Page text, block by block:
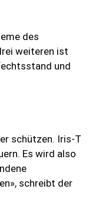
des
weiteren ist
und
schützen. Iris-T
Es wird also
schreibt der